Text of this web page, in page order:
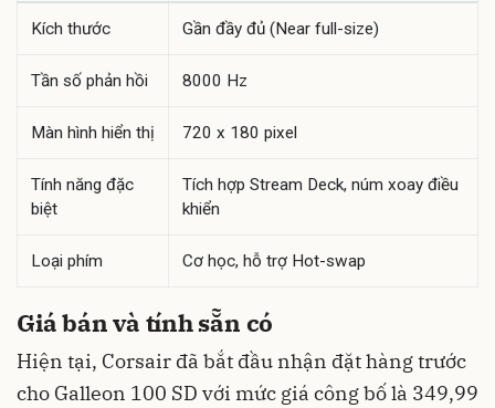
Kích thước Gần đầy đủ (Near full-size)
Tần số phản hồi 8000 Hz
Màn hình hiển thị 720 x 180 pixel
Tính năng đặc
biệt
Tích hợp Stream Deck, núm xoay điều
khiển
Loại phím Cơ học, hỗ trợ Hot-swap
Giá bán và tính sẵn có
Hiện tại, Corsair đã bắt đầu nhận đặt hàng trước
cho Galleon 100 SD với mức giá công bố là 349,99